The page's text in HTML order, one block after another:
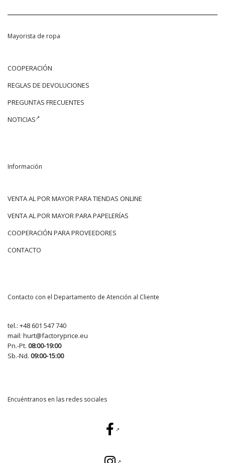
Mayorista de ropa
COOPERACIÓN
REGLAS DE DEVOLUCIONES
PREGUNTAS FRECUENTES
NOTICIAS
Información
VENTA AL POR MAYOR PARA TIENDAS ONLINE
VENTA AL POR MAYOR PARA PAPELERÍAS
COOPERACIÓN PARA PROVEEDORES
CONTACTO
Contacto con el Departamento de Atención al Cliente
tel.: +48 601 547 740
mail: hurt@factoryprice.eu
Pn.-Pt. 08:00-19:00
Sb.-Nd. 09:00-15:00
Encuéntranos en las redes sociales